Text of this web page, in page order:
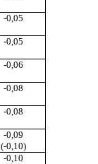
-0,05
-0,05
-0,06
-0,08
-0,08
-0,09
(-0,10)
-0,10